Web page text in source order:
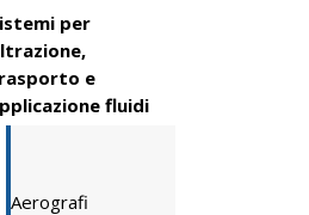
per
e
fluidi
Aerografi